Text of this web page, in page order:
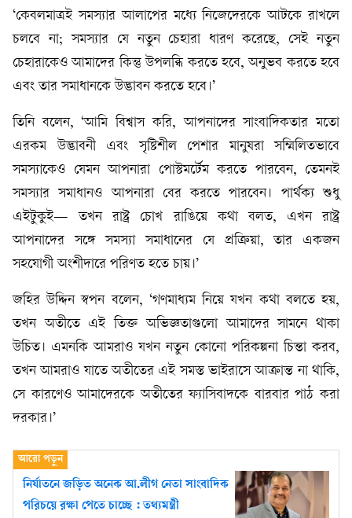
‘কেবলমাত্রই সমস্যার আলাপের মধ্যে নিজেদেরকে আটকে রাখলে
চলবে না; সমস্যার যে নতুন চেহারা ধারণ করেছে, সেই নতুন
চেহারাকেও আমাদের কিন্তু উপলব্ধি করতে হবে, অনুভব করতে হবে
এবং তার সমাধানকে উদ্ভাবন করতে হবে।’
তিনি বলেন, ‘আমি বিশ্বাস করি, আপনাদের সাংবাদিকতার মতো
এরকম উদ্ভাবনী এবং সৃষ্টিশীল পেশার মানুষরা সম্মিলিতভাবে
সমস্যাকেও যেমন আপনারা পোস্টমর্টেম করতে পারবেন, তেমনই
সমস্যার সমাধানও আপনারা বের করতে পারবেন। পার্থক্য শুধু
এইটুকুই— তখন রাষ্ট্র চোখ রাঙিয়ে কথা বলত, এখন রাষ্ট্র
আপনাদের সঙ্গে সমস্যা সমাধানের যে প্রক্রিয়া, তার একজন
সহযোগী অংশীদারে পরিণত হতে চায়।’
জহির উদ্দিন স্বপন বলেন, ‘গণমাধ্যম নিয়ে যখন কথা বলতে হয়,
তখন অতীতে এই তিক্ত অভিজ্ঞতাগুলো আমাদের সামনে থাকা
উচিত। এমনকি আমরাও যখন নতুন কোনো পরিকল্পনা চিন্তা করব,
তখন আমরাও যাতে অতীতের এই সমস্ত ভাইরাসে আক্রান্ত না থাকি,
সে কারণেও আমাদেরকে অতীতের ফ্যাসিবাদকে বারবার পাঠ করা
দরকার।’
নির্যাতনে জড়িত অনেক আ.লীগ নেতা সাংবাদিক
পরিচয়ে রক্ষা পেতে চাচ্ছে : তথ্যমন্ত্রী